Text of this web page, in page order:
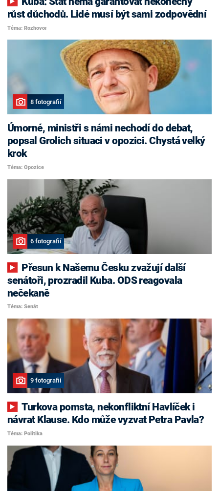
růst důchodů. Lidé musí být sami zodpovědní
Téma: Rozhovor
8 fotografií
Úmorné, ministři s námi nechodí do debat,
popsal Grolich situaci v opozici. Chystá velký
krok
Téma: Opozice
6 fotografií
senátoři, prozradil Kuba. ODS reagovala
nečekaně
Téma: Senát
9 fotografií
Turkova pomsta, nekonfliktní Havlíček i
návrat Klause. Kdo může vyzvat Petra Pavla?
Téma: Politika